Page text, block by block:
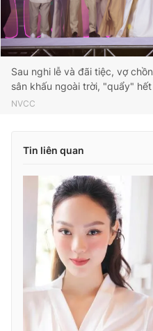
Sau nghi lễ và đãi tiệc, vợ
sân khấu ngoài trời, "quẩy"
NVCC
Tin liên quan